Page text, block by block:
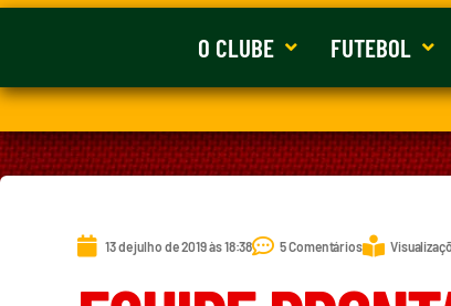
O CLUBE FUTEBOL
13 de julho de 2019 às 18:38 5 Comentários